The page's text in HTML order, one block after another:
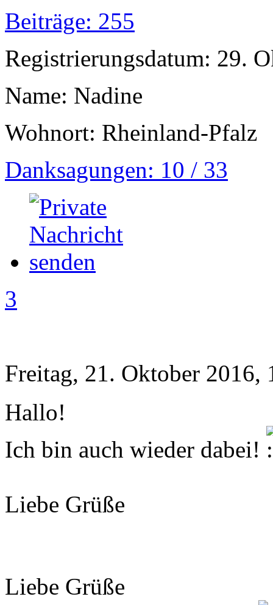
Beiträge: 255
Registrierungsdatum: 29.
Name: Nadine
Wohnort: Rheinland-Pfalz
Danksagungen: 10 / 33
3
Freitag, 21. Oktober 2016,
Hallo!
Ich bin auch wieder dabei!
Liebe Grüße
Liebe Grüße